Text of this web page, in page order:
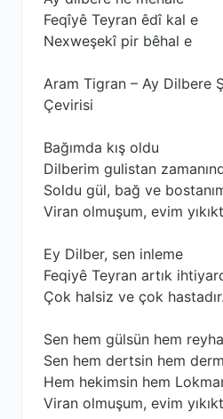
Feqîyê Teyran êdî kal e
Nexweşekî pir bêhal e
Aram Tigran – Ay Dilbere
Çevirisi
Bağımda kış oldu
Dilberim gulistan
Soldu gül, bağ ve
Viran olmuşum, evim
Ey Dilber, sen inleme
Feqiyê Teyran artık
Çok halsiz ve çok hastadır.
Sen hem gülsün hem
Sen hem dertsin hem
Hem hekimsin hem
Viran olmuşum, evim